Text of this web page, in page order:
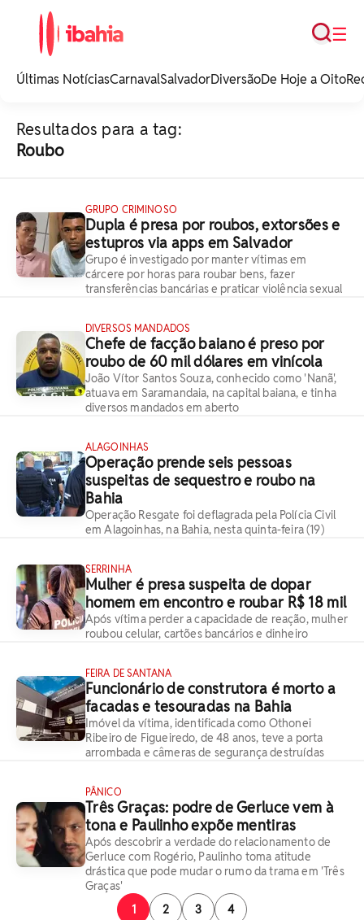
noticias e
☰
Busca
Últimas NotíciasCarnavalSalvadorDiversãoDe Hoje a Oito
Resultados para a tag:
Roubo
GRUPO CRIMINOSO
Dupla é presa por roubos, extorsões e
estupros via apps em Salvador
Grupo é investigado por manter vítimas em
cárcere por horas para roubar bens, fazer
transferências bancárias e praticar violência sexual
DIVERSOS MANDADOS
Chefe de facção baiano é preso por
roubo de 60 mil dólares em vinícola
João Vítor Santos Souza, conhecido como 'Nanã',
atuava em Saramandaia, na capital baiana, e tinha
diversos mandados em aberto
ALAGOINHAS
Operação prende seis pessoas
suspeitas de sequestro e roubo na
Bahia
Operação Resgate foi deflagrada pela Polícia Civil
em Alagoinhas, na Bahia, nesta quinta-feira (19)
SERRINHA
Mulher é presa suspeita de dopar
homem em encontro e roubar R$ 18 mil
Após vítima perder a capacidade de reação, mulher
roubou celular, cartões bancários e dinheiro
FEIRA DE SANTANA
Funcionário de construtora é morto a
facadas e tesouradas na Bahia
Imóvel da vítima, identificada como Othonei
Ribeiro de Figueiredo, de 48 anos, teve a porta
arrombada e câmeras de segurança destruídas
PÂNICO
Três Graças: podre de Gerluce vem à
tona e Paulinho expõe mentiras
Após descobrir a verdade do relacionamento de
Gerluce com Rogério, Paulinho toma atitude
drástica que pode mudar o rumo da trama em 'Três
Graças'
1
2 3 4